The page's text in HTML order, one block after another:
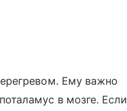
Ему важно
в мозге. Если